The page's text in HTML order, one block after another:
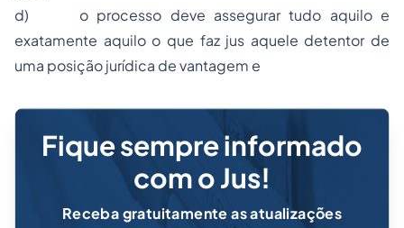
d) o processo deve assegurar tudo aquilo e
exatamente aquilo o que faz jus aquele detentor de
uma posição jurídica de vantagem e
Fique sempre informado
com o Jus!
Receba gratuitamente as atualizações